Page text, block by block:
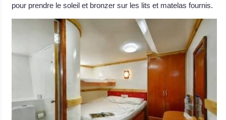
pour prendre le soleil et bronzer sur les lits et matelas fournis.